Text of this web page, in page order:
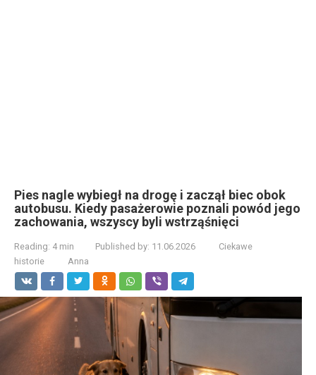
Pies nagle wybiegł na drogę i zaczął biec obok
autobusu. Kiedy pasażerowie poznali powód jego
zachowania, wszyscy byli wstrząśnięci
Reading: 4 min Published by: 11.06.2026
Ciekawe
historie
Anna